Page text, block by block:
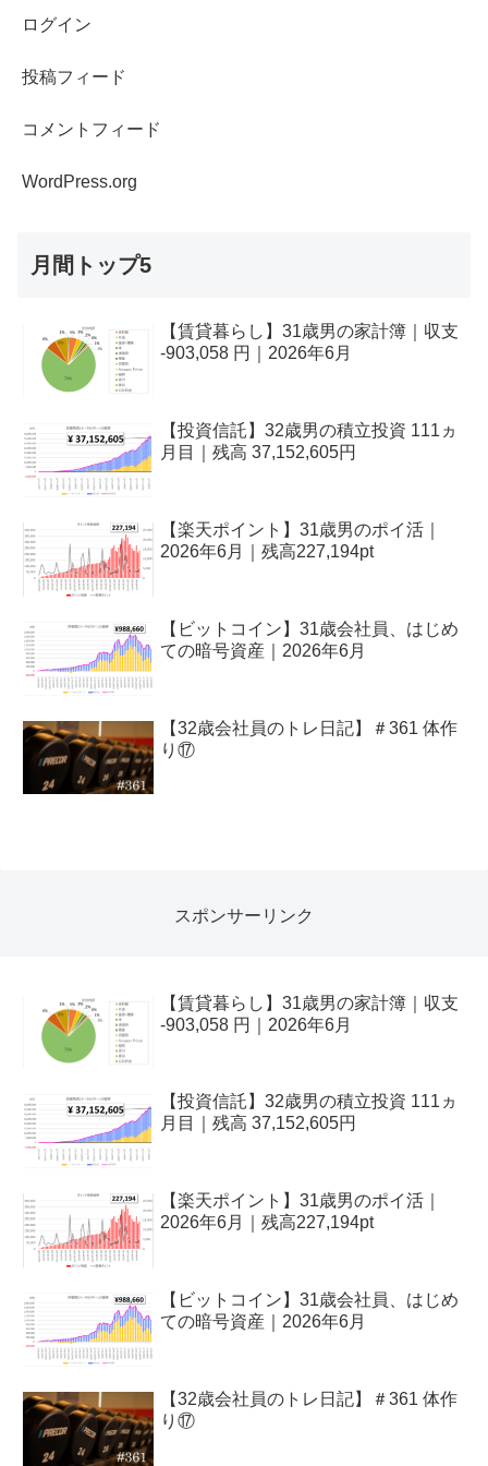
ログイン
投稿フィード
コメントフィード
WordPress.org
月間トップ5
【賃貸暮らし】31歳男の家計簿｜収支
-903,058 円｜2026年6月
【投資信託】32歳男の積立投資 111ヵ
月目｜残高 37,152,605円
【楽天ポイント】31歳男のポイ活｜
2026年6月｜残高227,194pt
【ビットコイン】31歳会社員、はじめ
ての暗号資産｜2026年6月
【32歳会社員のトレ日記】＃361 体作
り⑰
スポンサーリンク
【賃貸暮らし】31歳男の家計簿｜収支
-903,058 円｜2026年6月
【投資信託】32歳男の積立投資 111ヵ
月目｜残高 37,152,605円
【楽天ポイント】31歳男のポイ活｜
2026年6月｜残高227,194pt
【ビットコイン】31歳会社員、はじめ
ての暗号資産｜2026年6月
【32歳会社員のトレ日記】＃361 体作
り⑰